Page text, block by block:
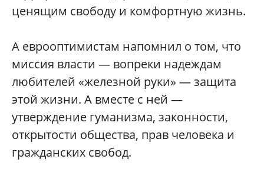
ценящим свободу и комфортную жизнь.
А еврооптимистам напомнил о том, что
миссия власти — вопреки надеждам
любителей «железной руки» — защита
этой жизни. А вместе с ней —
утверждение гуманизма, законности,
открытости общества, прав человека и
гражданских свобод.